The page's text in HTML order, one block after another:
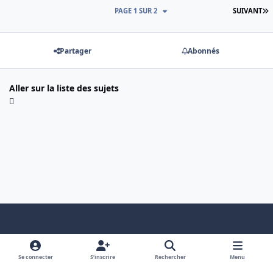
SUIVANT
PAGE 1 SUR 2
Partager Abonnés
Aller sur la liste des sujets
Light ModeDark ModeSystem Preference x
Se connecter S’inscrire Rechercher Menu